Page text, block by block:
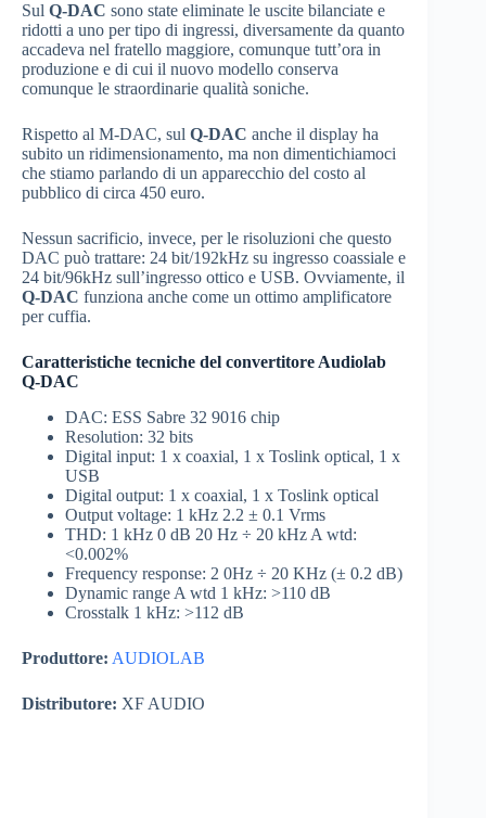
Sul Q-DAC sono state eliminate le uscite bilanciate e
ridotti a uno per tipo di ingressi, diversamente da quanto
accadeva nel fratello maggiore, comunque tutt’ora in
produzione e di cui il nuovo modello conserva
comunque le straordinarie qualità soniche.
Rispetto al M-DAC, sul Q-DAC anche il display ha
subito un ridimensionamento, ma non dimentichiamoci
che stiamo parlando di un apparecchio del costo al
pubblico di circa 450 euro.
Nessun sacrificio, invece, per le risoluzioni che questo
DAC può trattare: 24 bit/192kHz su ingresso coassiale e
24 bit/96kHz sull’ingresso ottico e USB. Ovviamente, il
Q-DAC funziona anche come un ottimo amplificatore
per cuffia.
Caratteristiche tecniche del convertitore Audiolab
Q-DAC
DAC: ESS Sabre 32 9016 chip
Resolution: 32 bits
Digital input: 1 x coaxial, 1 x Toslink optical, 1 x
USB
Digital output: 1 x coaxial, 1 x Toslink optical
Output voltage: 1 kHz 2.2 ± 0.1 Vrms
THD: 1 kHz 0 dB 20 Hz ÷ 20 kHz A wtd:
<0.002%
Frequency response: 2 0Hz ÷ 20 KHz (± 0.2 dB)
Dynamic range A wtd 1 kHz: >110 dB
Crosstalk 1 kHz: >112 dB
Produttore: AUDIOLAB
Distributore: XF AUDIO